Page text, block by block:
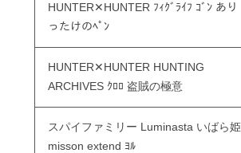
HUNTER✕HUNTER ﾌｨｸﾞﾗｲﾌ ｺﾞﾝ あり
ったけのﾍﾟﾝ
HUNTER✕HUNTER HUNTING
ARCHIVES ｸﾛﾛ 盗賊の極意
スパイファミリー Luminasta いばら姫
misson extend ﾖﾙ